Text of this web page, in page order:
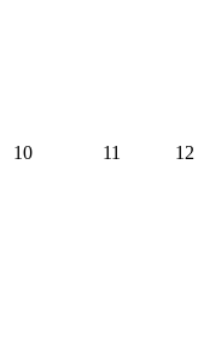
10 11 12